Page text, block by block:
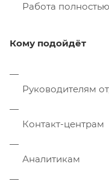
Работа
Кому подойдёт
Руководителям
Контакт-центрам
Аналитикам